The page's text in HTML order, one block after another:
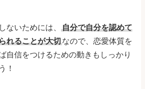
ないためには、
自分で自分を認めて
れることが大切なので、恋愛体質を
自信をつけるための動きもしっかり
！